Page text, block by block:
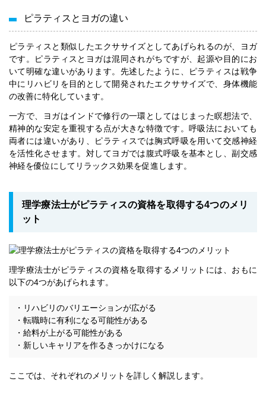
ピラティスとヨガの違い
ピラティスと類似したエクササイズとしてあげられるのが、ヨガ
です。ピラティスとヨガは混同されがちですが、起源や目的にお
いて明確な違いがあります。先述したように、ピラティスは戦争
中にリハビリを目的として開発されたエクササイズで、身体機能
の改善に特化しています。
一方で、ヨガはインドで修行の一環としてはじまった瞑想法で、
精神的な安定を重視する点が大きな特徴です。呼吸法においても
両者には違いがあり、ピラティスでは胸式呼吸を用いて交感神経
を活性化させます。対してヨガでは腹式呼吸を基本とし、副交感
神経を優位にしてリラックス効果を促進します。
理学療法士がピラティスの資格を取得する4つのメリ
ット
理学療法士がピラティスの資格を取得するメリットには、おもに
以下の4つがあげられます。
・リハビリのバリエーションが広がる
・転職時に有利になる可能性がある
・給料が上がる可能性がある
・新しいキャリアを作るきっかけになる
ここでは、それぞれのメリットを詳しく解説します。